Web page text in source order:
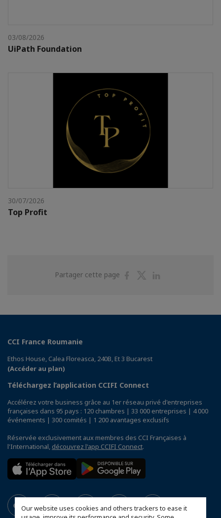
Our website uses cookies and others trackers to ease it
03/08/2026
UiPath Foundation
30/07/2026
Top Profit
Partager cette page
PartagerPartager
CCI France Roumanie
Ethos House, Calea Floreasca, 240B, Et 3 Bucarest
(Accéder au plan)
Téléchargez l’application CCIFI Connect
Accélérez votre business grâce au 1er réseau privé d'entreprises
françaises dans 95 pays : 120 chambres | 33 000 entreprises | 4 000
événements | 300 comités | 1 200 avantages exclusifs
Réservée exclusivement aux membres des CCI Françaises à
l'International, découvrez l'app CCIFI Connect.